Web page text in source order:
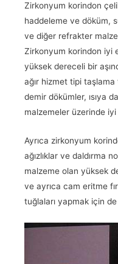
Zirkonyum korindon
haddeleme ve döküm,
ve diğer refrakter
Zirkonyum korindon iyi
yüksek dereceli bir
ağır hizmet tipi
demir dökümler, ısıya
malzemeler üzerinde
Ayrıca zirkonyum
ağızlıklar ve daldırma
malzeme olan yüksek
ve ayrıca cam eritme
tuğlaları yapmak için de